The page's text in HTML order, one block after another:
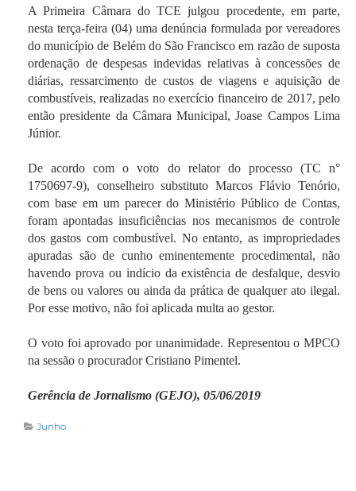
A Primeira Câmara do TCE julgou procedente, em parte,
nesta terça-feira (04) uma denúncia formulada por vereadores
do município de Belém do São Francisco em razão de suposta
ordenação de despesas indevidas relativas à concessões de
diárias, ressarcimento de custos de viagens e aquisição de
combustíveis, realizadas no exercício financeiro de 2017, pelo
então presidente da Câmara Municipal, Joase Campos Lima
Júnior.
De acordo com o voto do relator do processo (TC n°
1750697-9), conselheiro substituto Marcos Flávio Tenório,
com base em um parecer do Ministério Público de Contas,
foram apontadas insuficiências nos mecanismos de controle
dos gastos com combustível. No entanto, as impropriedades
apuradas são de cunho eminentemente procedimental, não
havendo prova ou indício da existência de desfalque, desvio
de bens ou valores ou ainda da prática de qualquer ato ilegal.
Por esse motivo, não foi aplicada multa ao gestor.
O voto foi aprovado por unanimidade. Representou o MPCO
na sessão o procurador Cristiano Pimentel.
Gerência de Jornalismo (GEJO), 05/06/2019
Junho